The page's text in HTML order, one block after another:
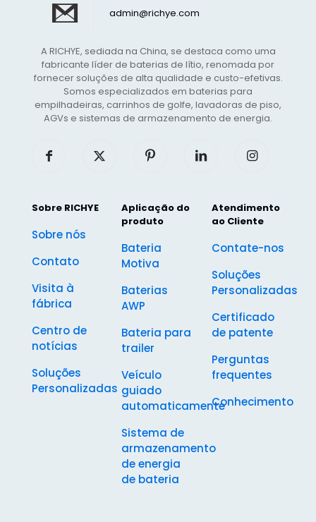
admin@richye.com
A RICHYE, sediada na China, se destaca como uma
fabricante líder de baterias de lítio, renomada por
fornecer soluções de alta qualidade e custo-efetivas.
Somos especializados em baterias para
empilhadeiras, carrinhos de golfe, lavadoras de piso,
AGVs e sistemas de armazenamento de energia.
Sobre RICHYE
Sobre nós
Contato
Visita à
fábrica
Centro de
notícias
Soluções
Personalizadas
Aplicação do
produto
Bateria
Motiva
Baterias
AWP
Bateria para
trailer
Veículo
guiado
automaticamente
Sistema de
armazenamento
de energia
de bateria
Atendimento
ao Cliente
Contate-nos
Soluções
Personalizadas
Certificado
de patente
Perguntas
frequentes
Conhecimento